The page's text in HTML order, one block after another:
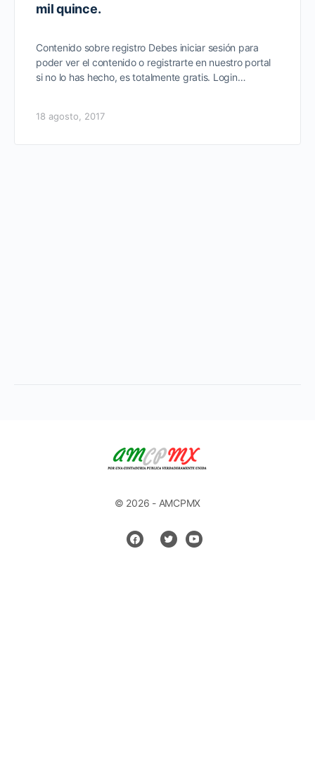
mil quince.
Contenido sobre registro Debes iniciar sesión para
poder ver el contenido o registrarte en nuestro portal
si no lo has hecho, es totalmente gratis. Login…
18 agosto, 2017
© 2026 - AMCPMX